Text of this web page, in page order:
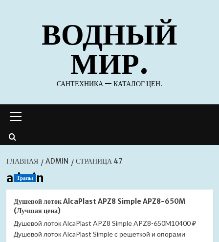
содержимомуВОДНЫЙ
МИР.
САНТЕХНИКА — КАТАЛОГ ЦЕН.
меню
ГЛАВНАЯ ADMIN СТРАНИЦА 47
admin
Трапы
Душевой лоток AlcaPlast APZ8 Simple APZ8-650M
(Лучшая цена)
Душевой лоток AlcaPlast APZ8 Simple APZ8-650M10400 ₽
Душевой лоток AlcaPlast Simple с решеткой и опорами